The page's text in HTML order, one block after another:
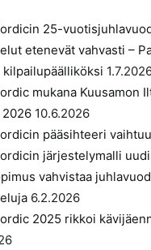
25-
etenevät vahvasti –
kilpailupäälliköksi
mukana Kuusamon
2026 10.6.2026
pääsihteeri vaihtuu
järjestelymalli
vahvistaa
6.2.2026
2025 rikkoi